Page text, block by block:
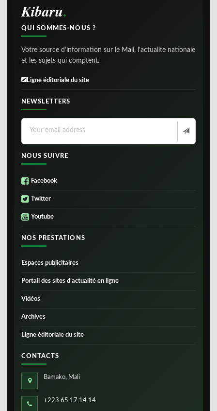
Kibaru
QUI SOMMES-NOUS ?
Votre source d'information sur le Mali, l'actualite nationale
et les sujets qui comptent.
Ligne éditoriale du site
NEWSLETTERS
NOUS SUIVRE
Facebook
Twitter
Youtube
NOS PRESTATIONS
Espaces publicitaires
Portail des sites d’actualité en ligne
Vidéos
Archives
Ligne éditoriale du site
CONTACTS
Bamako, Mali
+223 65 17 14 14